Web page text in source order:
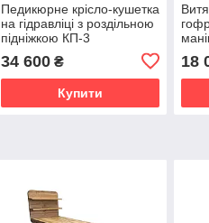
Педикюрне крісло-кушетка
на гідравліці з роздільною
підніжкою КП-3
34 600₴
Купити
18